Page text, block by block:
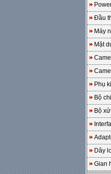
Đầu
Máy
Mặt
Phụ
Bộ
Bộ
Dây
Gian